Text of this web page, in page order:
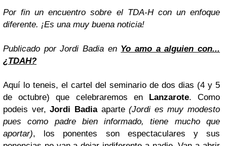
Por fin un encuentro sobre el TDA-H con un enfoque
diferente. ¡Es una muy buena noticia!
Publicado porJordi Badia en Yo amo a alguien con...
¿TDAH?
Aquí lo teneis, el cartel del seminario de dos dias (4 y 5
de octubre) que celebraremos en Lanzarote. Como
podeis ver,Jordi Badiaaparte(Jordi es muy modesto
pues como padre bien informado, tiene mucho que
aportar), los ponentes son espectaculares y sus